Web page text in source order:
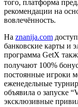
того, платформа
рекомендации на
вовлечённость.
На znanija.com
банковские карты и
программа GetX
получают 100%
постоянные игроки
еженедельные
объявила о запуске
эксклюзивные